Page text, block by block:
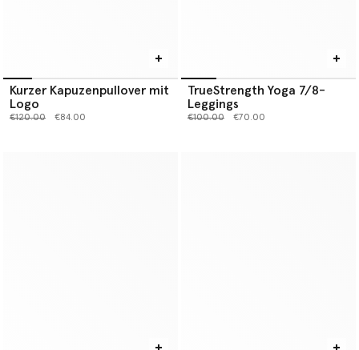
Kurzer Kapuzenpullover mit
Logo
Preis reduziert von
€120.00bis€84.00
TrueStrength Yoga 7/8-
Leggings
Preis reduziert von
€100.00bis€70.00